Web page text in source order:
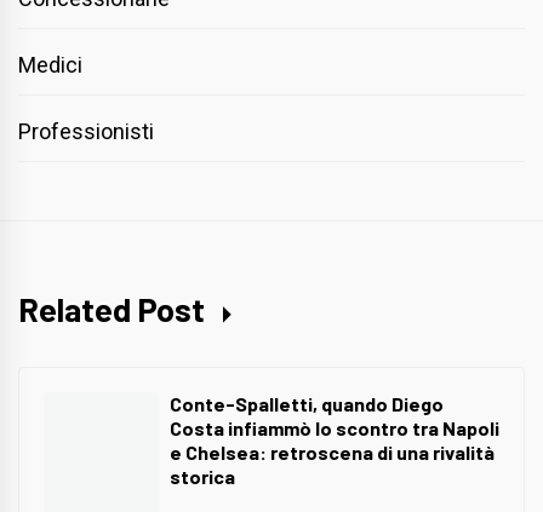
Medici
Professionisti
Related Post
Conte-Spalletti, quando Diego
Costa infiammò lo scontro tra Napoli
e Chelsea: retroscena di una rivalità
storica